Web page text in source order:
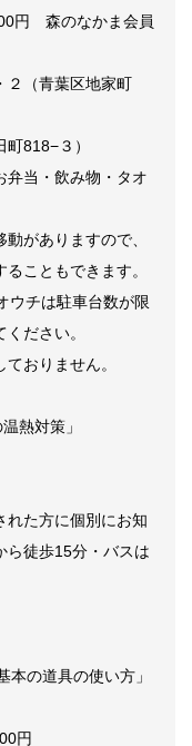
円 森のなかま会員
２（青葉区地家町
818−３）
当・飲み物・タオ
がありますので、
こともできます。
ウチは駐車台数が限
ださい。
おりません。
熱対策」
れた方に個別にお知
ら徒歩15分・バスは
の道具の使い方」
円